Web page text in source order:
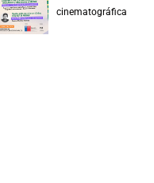
cinematográfica